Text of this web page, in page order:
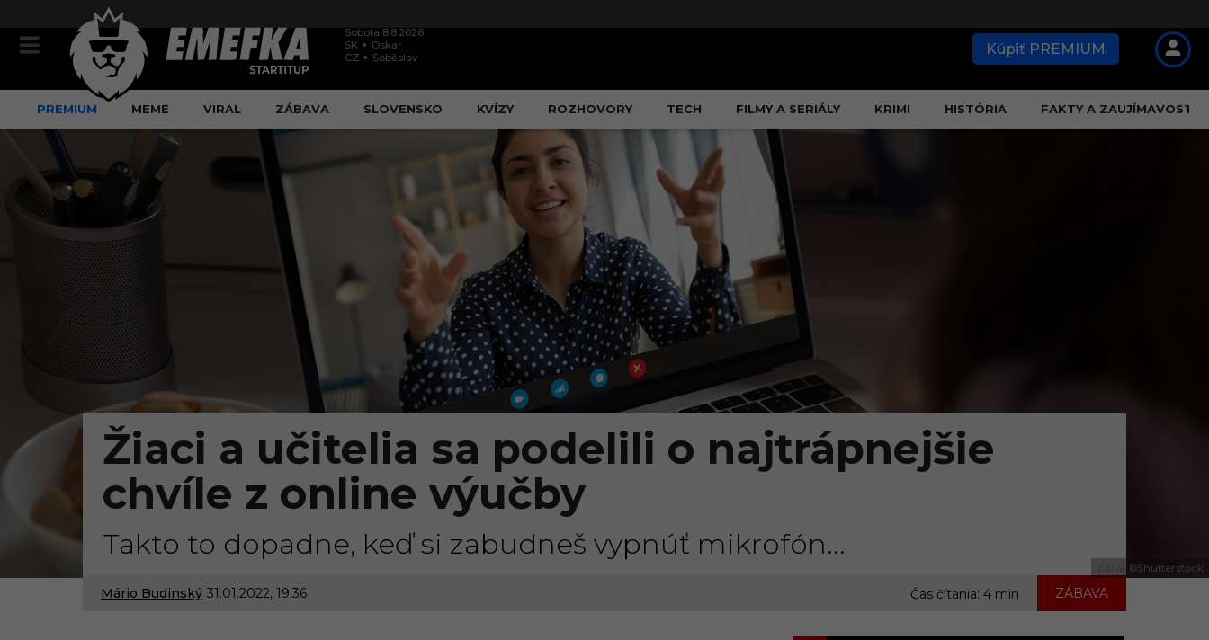
Sobota 8.8.2026
SK
Oskar
CZ
Soběslav Kúpiť PREMIUM
PREMIUM MEME VIRAL ZÁBAVA SLOVENSKO KVÍZY ROZHOVORY TECH FILMY A SERIÁLY KRIMI HISTÓRIA FAKTY A ZAUJÍMAVOSTI
Zdroj: ©Shutterstock
Žiaci a učitelia sa podelili o najtrápnejšie
chvíle z online výučby
Takto to dopadne, keď si zabudneš vypnúť mikrofón...
Mário Budinský 31.01.2022, 19:36
3 Čas čítania: 4 min ZÁBAVA